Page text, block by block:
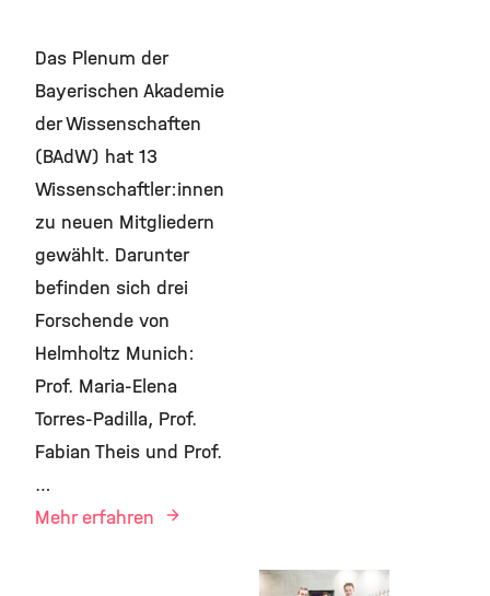
Stem Cells,
Das Plenum der
Bayerischen Akademie
der Wissenschaften
(BAdW) hat 13
Wissenschaftler:innen
zu neuen Mitgliedern
gewählt. Darunter
befinden sich drei
Forschende von
Helmholtz Munich:
Prof. Maria-Elena
Torres-Padilla, Prof.
Fabian Theis und Prof.
…
Mehr erfahren